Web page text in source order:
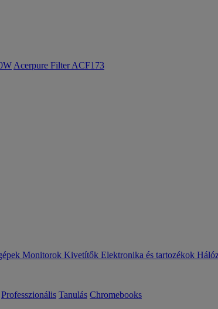
Acerpure Filter ACF173
Monitorok Kivetítők Elektronika és tartozékok
Professzionális Tanulás Chromebooks